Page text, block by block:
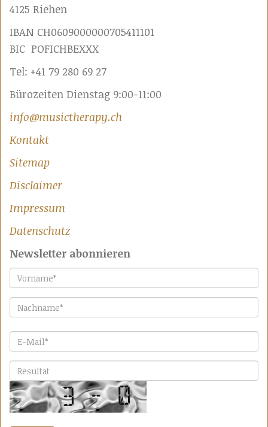
4125 Riehen
IBAN CH0609000000705411101
BIC POFICHBEXXX
Tel: +41 79 280 69 27
Bürozeiten Dienstag 9:00-11:00
info@musictherapy.ch
Kontakt
Sitemap
Disclaimer
Impressum
Datenschutz
Newsletter abonnieren
Vorname
Nachname
E-Mail*
Bitte lösen Sie die Aufgabe